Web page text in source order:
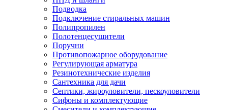
Подводка
Подключение стиральных машин
Полипропилен
Полотенцесушители
Поручни
Противопожарное оборудование
Регулирующая арматура
Резинотехнические изделия
Сантехника для дачи
Септики, жироуловители, пескоуловители
Сифоны и комплектующие